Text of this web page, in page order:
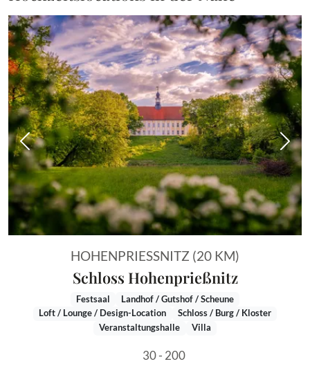
Vorheriges Bild
HOHENPRIESSNITZ (20 KM)
Schloss Hohenprießnitz
Festsaal
Landhof / Gutshof / Scheune
Loft / Lounge / Design-Location
Schloss / Burg / Kloster
Veranstaltungshalle
Villa
30 - 200